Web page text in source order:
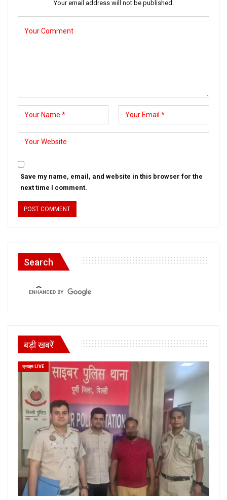
Your email address will not be published.
Save my name, email, and website in this browser for the
next time I comment.
Search
बड़ी खबरें
क्राइम LIVE